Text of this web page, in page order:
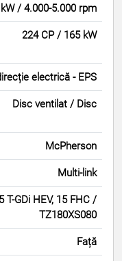
/ 4.000-5.000 rpm
224 CP / 165 kW
electrică - EPS
Disc ventilat / Disc
McPherson
Multi-link
T-GDi HEV, 15 FHC /
TZ180XS080
Față